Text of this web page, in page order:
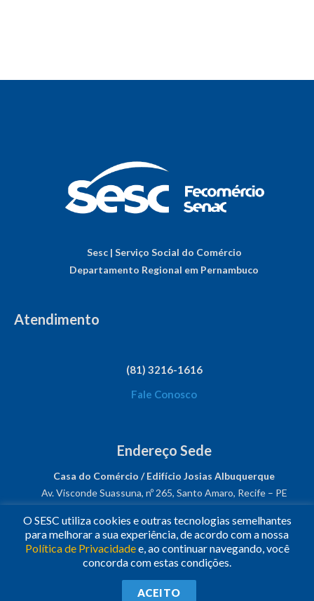
Sesc | Serviço Social do Comércio
Departamento Regional em Pernambuco
Atendimento
(81) 3216-1616
Fale Conosco
Endereço Sede
Casa do Comércio / Edifício Josias Albuquerque
Av. Visconde Suassuna, nº 265, Santo Amaro, Recife – PE
CNPJ: 03.482.931/0001-61
Siga-nos!
Todos os Direitos Reservados.
O SESC utiliza cookies e outras tecnologias semelhantes
para melhorar a sua experiência, de acordo com a nossa
Política de Privacidadee, ao continuar navegando, você
concorda com estas condições.
ACEITO